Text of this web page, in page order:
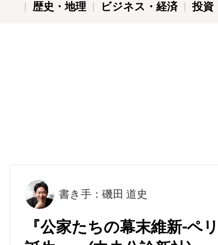
歴史・地理
ビジネス・経済 投資
書き手：磯田 道史
『公家たちの幕末維新-ペ